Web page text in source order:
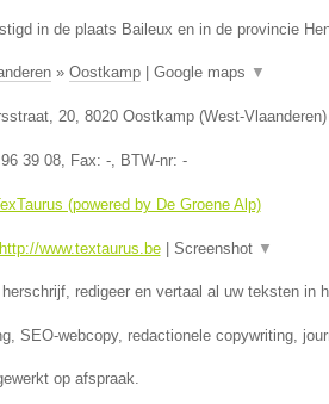
in de plaats Baileux en in de provincie
» Oostkamp| Google maps ▼
20, 8020 Oostkamp(West-Vlaanderen)
39 08, Fax: -, BTW-nr: -
(powered by De Groene Alp)
http://www.textaurus.be| Screenshot ▼
herschrijf, redigeer en vertaal al uw teksten in
SEO-webcopy, redactionele copywriting,
op afspraak.